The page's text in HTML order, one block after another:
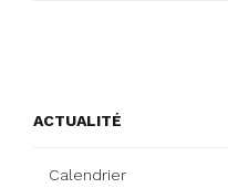
ACTUALITÉ
Calendrier